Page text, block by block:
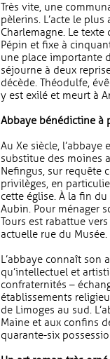
Très vite, une
pèlerins. L’acte le
Charlemagne. Le
Pépin et fixe à
une place importante
séjourne à deux
décède. Théodulfe,
y est exilé et meurt à
Abbaye bénédictine à
Au Xe siècle,
substitue des moines
Nefingus, sur requête
privilèges, en
cette église. À la fin
Aubin. Pour ménager
Tours est rabattue
actuelle rue du Musée.
L’abbaye connaît son
qu’intellectuel et
confraternités –
établissements
de Limoges au sud.
Maine et aux confins
quarante-six